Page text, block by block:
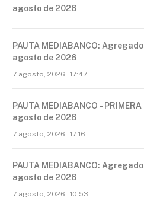
agosto de 2026
PAUTA MEDIABANCO:
agosto de 2026
7 agosto, 2026 - 17:47
PAUTA MEDIABANCO –
agosto de 2026
7 agosto, 2026 - 17:16
PAUTA MEDIABANCO:
agosto de 2026
7 agosto, 2026 - 10:53